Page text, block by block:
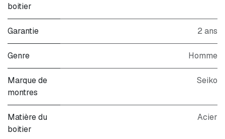
boitier
Garantie 2 ans
Genre Homme
Marque de
montres
Seiko
Matière du
boitier
Acier